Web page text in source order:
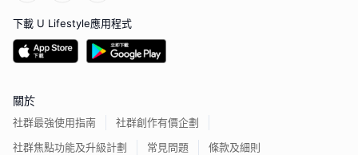
下載 U Lifestyle應用程式
關於
社群最強使用指南
社群創作有價企劃
社群焦點功能及升級計劃
常見問題 條款及細則